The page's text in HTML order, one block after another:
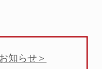
知らせ＞